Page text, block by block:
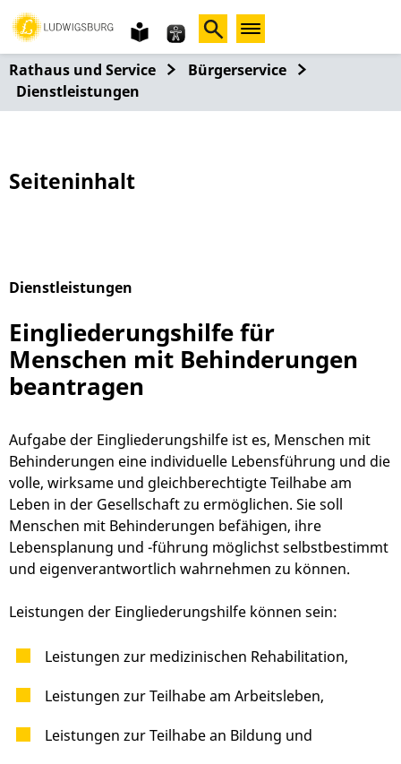
Gebärdensprache
leichte
Sprache
Rathaus und Service
Bürgerservice
Dienstleistungen
Seiteninhalt
Dienstleistungen
Eingliederungshilfe für
Menschen mit Behinderungen
beantragen
Aufgabe der Eingliederungshilfe ist es, Menschen mit
Behinderungen eine individuelle Lebensführung und die
volle, wirksame und gleichberechtigte Teilhabe am
Leben in der Gesellschaft zu ermöglichen. Sie soll
Menschen mit Behinderungen befähigen, ihre
Lebensplanung und -führung möglichst selbstbestimmt
und eigenverantwortlich wahrnehmen zu können.
Leistungen der Eingliederungshilfe können sein:
Leistungen zur medizinischen Rehabilitation,
Leistungen zur Teilhabe am Arbeitsleben,
Leistungen zur Teilhabe an Bildung und